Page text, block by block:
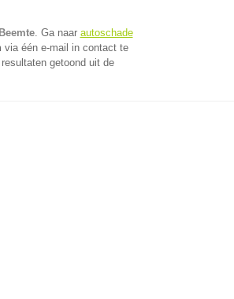
. Ga naar autoschade
één e-mail in contact te
getoond uit de